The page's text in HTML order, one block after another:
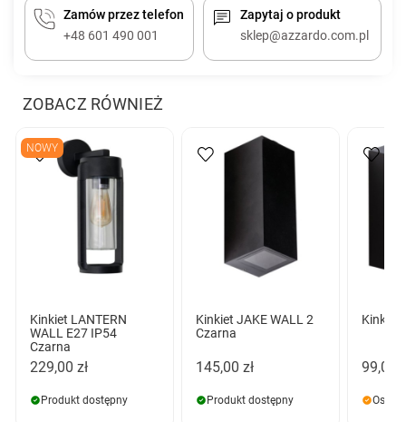
Zamów przez telefon
+48 601 490 001
Zapytaj o produkt
sklep@azzardo.com.pl
ZOBACZ RÓWNIEŻ
NOWY
Kinkiet LANTERN
WALL E27 IP54
Czarna
229,00 zł
Produkt dostępny
Kinkiet JAKE WALL 2
Czarna
145,00 zł
Produkt dostępny
Kinkiet
99,00